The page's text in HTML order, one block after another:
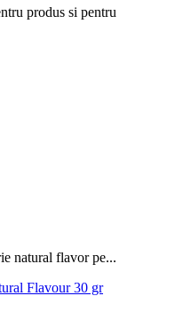
produs si pentru
natural flavor pe...
Flavour 30 gr